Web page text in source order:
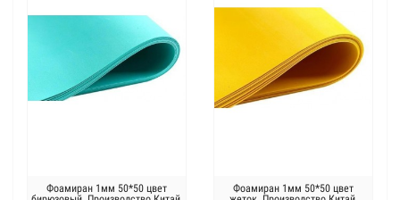
Фоамиран 1мм 50*50 цвет
Фоамиран 1мм 50*50 цвет